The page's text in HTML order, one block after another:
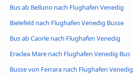
Bus ab Belluno nach Flughafen Venedig
Bielefeld nach Flughafen Venedig Busse
Bus ab Caorle nach Flughafen Venedig
Eraclea Mare nach Flughafen Venedig Bus
Busse von Ferrara nach Flughafen Venedig